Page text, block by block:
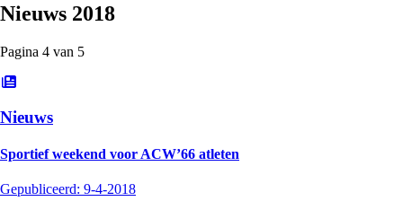
Nieuws 2018
Pagina 4 van 5
Nieuws
Sportief weekend voor ACW’66 atleten
Gepubliceerd: 9-4-2018